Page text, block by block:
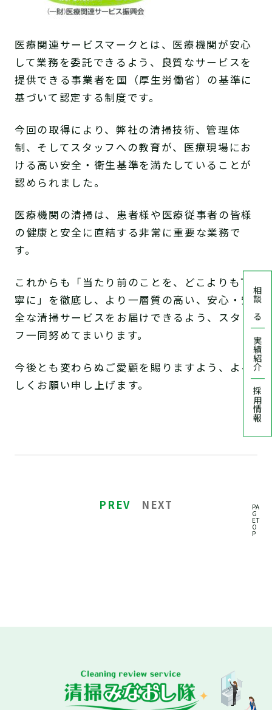
医療関連サービスマークとは、医療機関が安心
して業務を委託できるよう、良質なサービスを
提供できる事業者を国（厚生労働省）の基準に
基づいて認定する制度です。
今回の取得により、弊社の清掃技術、管理体
制、そしてスタッフへの教育が、医療現場にお
ける高い安全・衛生基準を満たしていることが
認められました。
医療機関の清掃は、患者様や医療従事者の皆様
の健康と安全に直結する非常に重要な業務で
す。
これからも「当たり前のことを、どこよりも丁
寧に」を徹底し、より一層質の高い、安心・安
全な清掃サービスをお届けできるよう、スタッ
フ一同努めてまいります。
今後とも変わらぬご愛顧を賜りますよう、よろ
しくお願い申し上げます。
PREV NEXT PA
G
ET
O
P
相談する
実績紹介
採用情報